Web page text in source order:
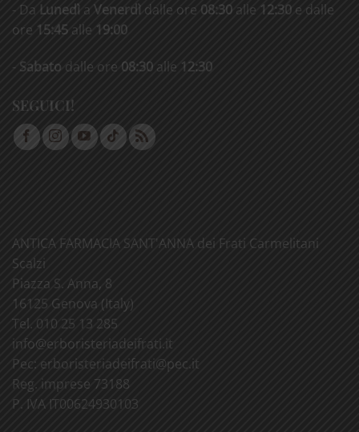
- Da Lunedì a Venerdì dalle ore 08:30 alle 12:30 e dalle
ore 15:45 alle 19:00
- Sabato dalle ore 08:30 alle 12:30
SEGUICI!
ANTICA FARMACIA SANT'ANNA dei Frati Carmelitani
Scalzi
Piazza S. Anna, 8
16125 Genova (Italy)
Tel. 010 25 13 285
info@erboristeriadeifrati.it
Pec: erboristeriadeifrati@pec.it
Reg. imprese 73188
P. IVA IT00624930103